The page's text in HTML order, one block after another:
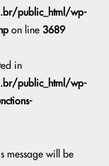
public_html/wp-
on line 3689
in
public_html/wp-
message will be